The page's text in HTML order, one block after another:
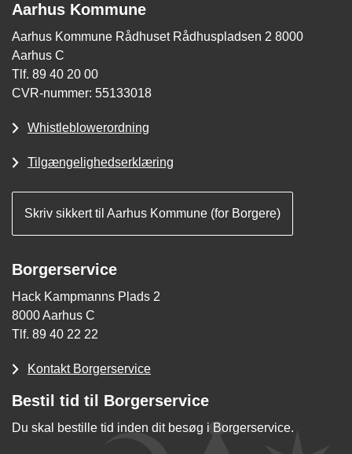
Aarhus Kommune
Aarhus Kommune Rådhuset Rådhuspladsen 2 8000
Aarhus C
Tlf. 89 40 20 00
CVR-nummer: 55133018
Whistleblowerordning
Tilgængelighedserklæring
Skriv sikkert til Aarhus Kommune (for Borgere)
Borgerservice
Hack Kampmanns Plads 2
8000 Aarhus C
Tlf. 89 40 22 22
Kontakt Borgerservice
Bestil tid til Borgerservice
Du skal bestille tid inden dit besøg i Borgerservice.